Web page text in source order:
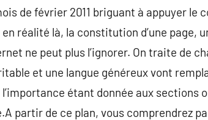
de février 2011 briguant à appuyer le
réalité là, la constitution d’une page,
ne peut plus l’ignorer. On traite de
et une langue généreux vont
l’importance étant donnée aux sections
partir de ce plan, vous comprendrez